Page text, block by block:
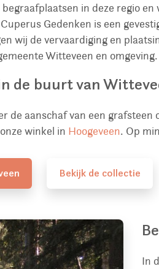
in deze regio
Gedenken is een
wij de vervaardiging en
Witteveen en omgeving.
de buurt van
de aanschaf van een grafsteen
winkel in Hoogeveen. Op
Bekijk de collectie
In